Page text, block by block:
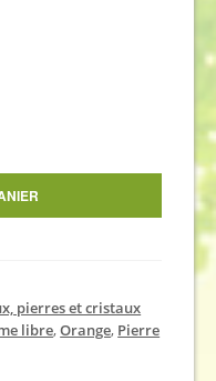
pierres et cristaux
libre,Orange, Pierre